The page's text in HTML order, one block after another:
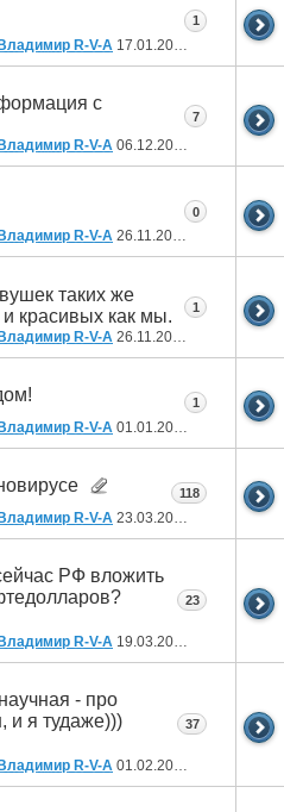
Владимир R-V-A 17.01.2024
1
с
Владимир R-V-A 06.12.2023
7
Владимир R-V-A 26.11.2023
0
таких же
красивых как мы.
R-V-A 26.11.2023
1
R-V-A 01.01.2023
1
R-V-A 23.03.2022
118
РФ вложить
R-V-A 19.03.2022
23
- про
я тудаже)))
Владимир R-V-A 01.02.2022
37